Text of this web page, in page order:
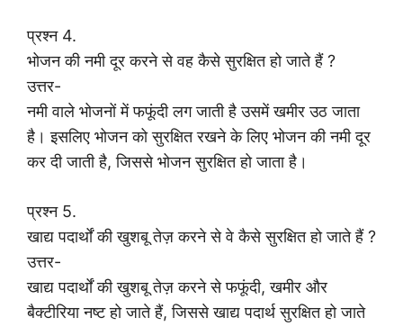
प्रश्न 4.
भोजन की नमी दूर करने से वह कैसे सुरक्षित हो जाते हैं ?
उत्तर-
नमी वाले भोजनों में फफूंदी लग जाती है उसमें खमीर उठ जाता
है। इसलिए भोजन को सुरक्षित रखने के लिए भोजन की नमी दूर
कर दी जाती है, जिससे भोजन सुरक्षित हो जाता है।
प्रश्न 5.
खाद्य पदार्थों की खुशबू तेज़ करने से वे कैसे सुरक्षित हो जाते हैं ?
उत्तर-
खाद्य पदार्थों की खुशबू तेज़ करने से फफूंदी, खमीर और
बैक्टीरिया नष्ट हो जाते हैं, जिससे खाद्य पदार्थ सुरक्षित हो जाते